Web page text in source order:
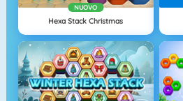
NUOVO
Hexa Stack Christmas